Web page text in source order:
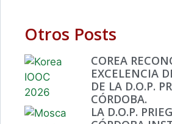
Otros Posts
COREA
EXCELENCIA
DE LA D.O.P.
CÓRDOBA.
LA D.O.P.